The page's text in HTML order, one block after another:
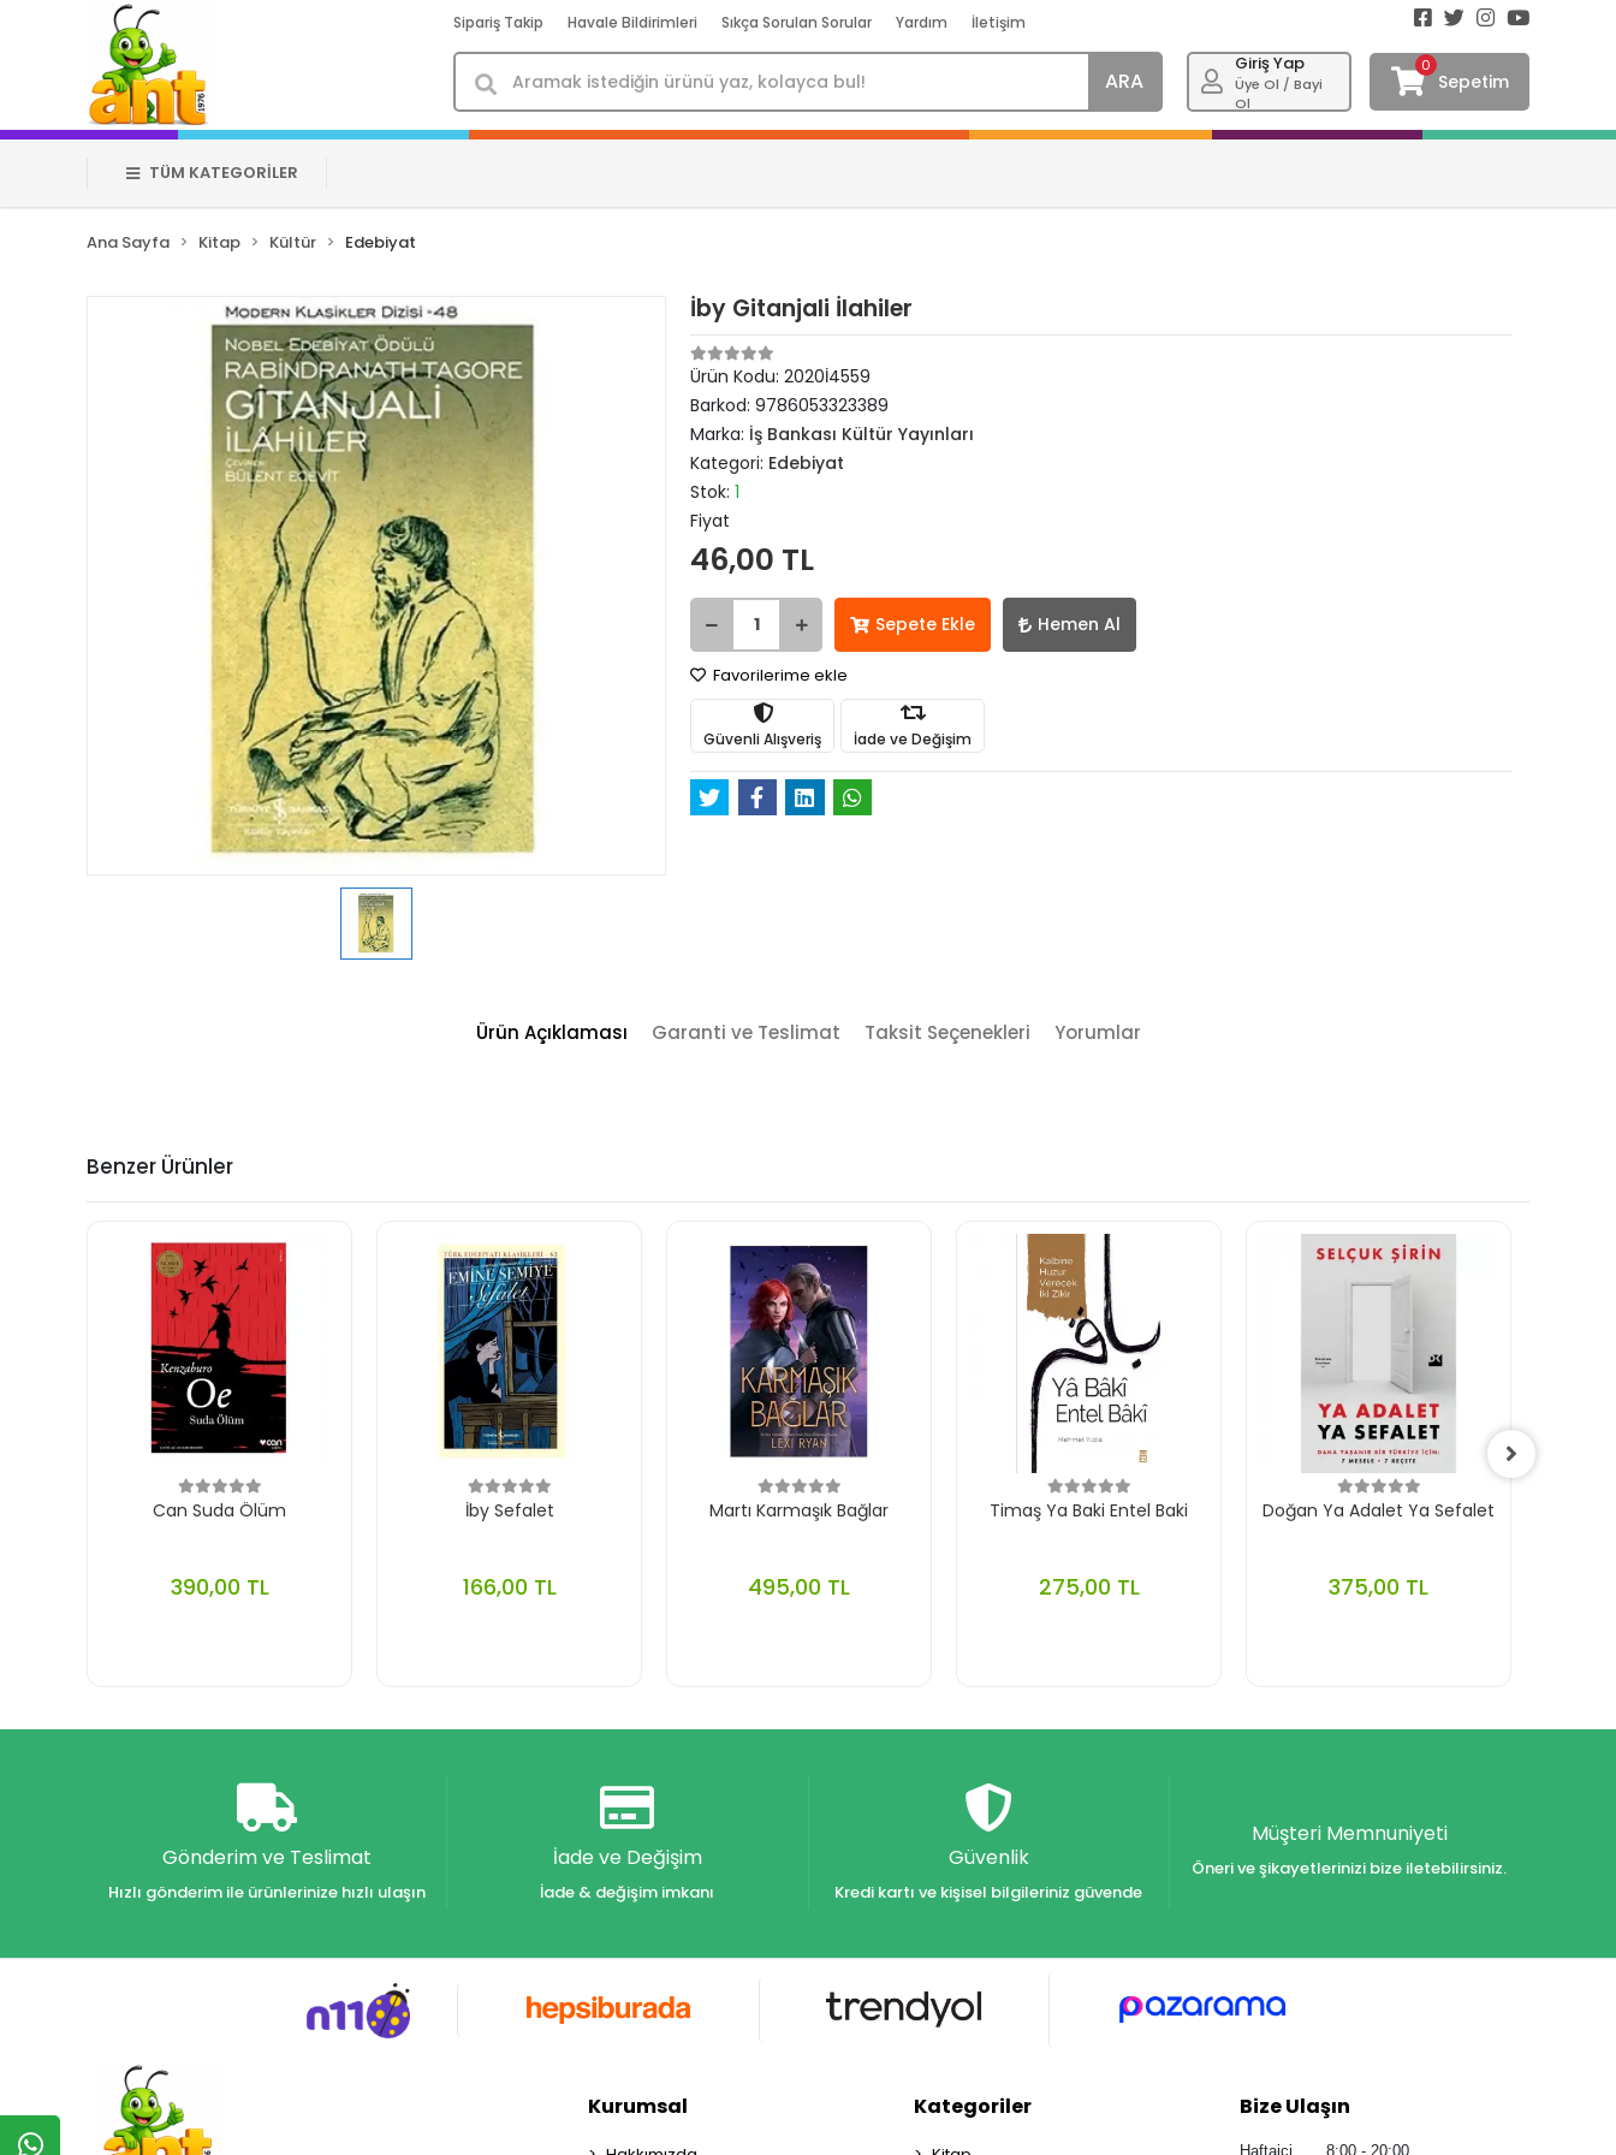
Sipariş Takip Havale Bildirimleri Sıkça Sorulan Sorular Yardım İletişim
ARA
Giriş Yap
Üye Ol / Bayi
Ol
0
Sepetim
TÜM KATEGORİLER
Ana Sayfa Kitap Kültür Edebiyat
İby Gitanjali İlahiler
Ürün Kodu:2020İ4559
Barkod:9786053323389
Marka: İş Bankası Kültür Yayınları
Kategori: Edebiyat
Stok:1
Fiyat
46,00 TL
Sepete Ekle Hemen Al
Favorilerime ekle
Güvenli Alışveriş İade ve Değişim
Ürün Açıklaması Garanti ve Teslimat Taksit Seçenekleri Yorumlar
Benzer Ürünler
Can Suda Ölüm
390,00 TL
İby Sefalet
166,00 TL
Martı Karmaşık Bağlar
495,00 TL
Timaş Ya Baki Entel Baki
275,00 TL
Doğan Ya Adalet Ya Sefalet
375,00 TL
Gönderim ve Teslimat
Hızlı gönderim ile ürünlerinize hızlı ulaşın
İade ve Değişim
İade & değişim imkanı
Güvenlik
Kredi kartı ve kişisel bilgileriniz güvende
Müşteri Memnuniyeti
Öneri ve şikayetlerinizi bize iletebilirsiniz.
Kurumsal Kategoriler Bize Ulaşın
Haftaiçi 8:00 - 20:00